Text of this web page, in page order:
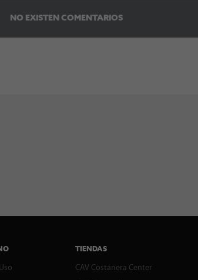
NO EXISTEN COMENTARIOS
TIENDAS
CAV Costanera Center